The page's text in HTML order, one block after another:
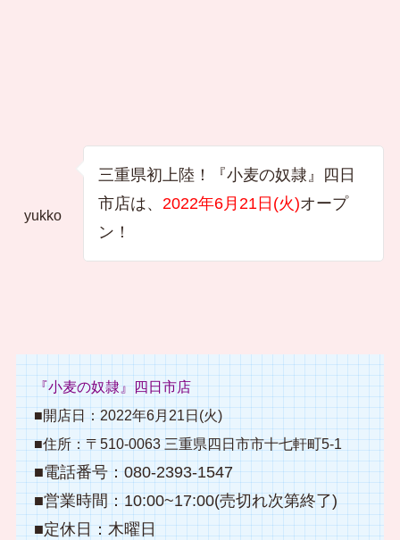
yukko
三重県初上陸！『小麦の奴隷』四日
市店は、2022年6月21日(火)オープ
ン！
『小麦の奴隷』四日市店
■開店日：2022年6月21日(火)
■住所：〒510-0063 三重県四日市市十七軒町5-1
■電話番号：080-2393-1547
■営業時間：10:00~17:00(売切れ次第終了)
■定休日：木曜日